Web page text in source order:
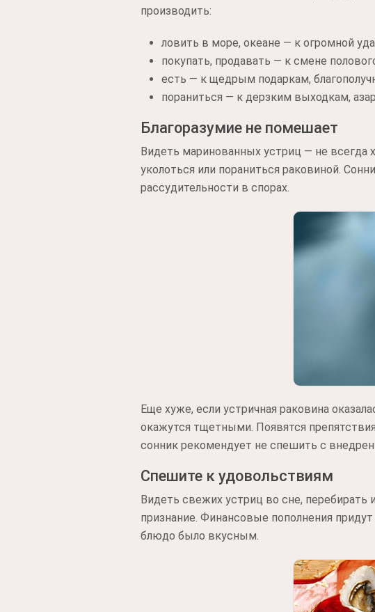
производить:
ловить в море, океане — к огромной
покупать, продавать — к смене
есть — к щедрым подаркам,
пораниться — к дерзким выходкам,
Благоразумие не помешает
Видеть маринованных устриц — не всегда
уколоться или пораниться раковиной.
рассудительности в спорах.
Еще хуже, если устричная раковина
окажутся тщетными. Появятся
сонник рекомендует не спешить с
Спешите к удовольствиям
Видеть свежих устриц во сне,
признание. Финансовые пополнения
блюдо было вкусным.